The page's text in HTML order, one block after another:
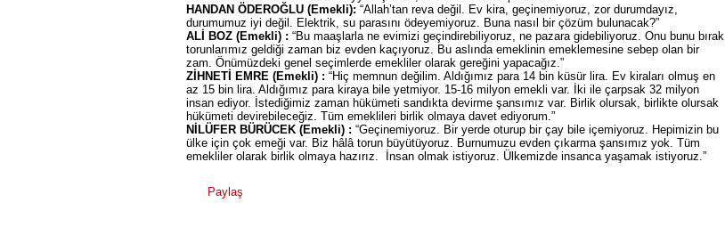
HANDAN ÖDEROĞLU (Emekli): “Allah’tan reva değil. Ev kira, geçinemiyoruz, zor durumdayız,
durumumuz iyi değil. Elektrik, su parasını ödeyemiyoruz. Buna nasıl bir çözüm bulunacak?”
ALİ BOZ (Emekli) : “Bu maaşlarla ne evimizi geçindirebiliyoruz, ne pazara gidebiliyoruz. Onu bunu bırak
torunlarımız geldiği zaman biz evden kaçıyoruz. Bu aslında emeklinin emeklemesine sebep olan bir
zam. Önümüzdeki genel seçimlerde emekliler olarak gereğini yapacağız.”
ZİHNETİ EMRE (Emekli) : “Hiç memnun değilim. Aldığımız para 14 bin küsür lira. Ev kiraları olmuş en
az 15 bin lira. Aldığımız para kiraya bile yetmiyor. 15-16 milyon emekli var. İki ile çarpsak 32 milyon
insan ediyor. İstediğimiz zaman hükümeti sandıkta devirme şansımız var. Birlik olursak, birlikte olursak
hükümeti devirebileceğiz. Tüm emeklileri birlik olmaya davet ediyorum.”
NİLÜFER BÜRÜCEK (Emekli) : “Geçinemiyoruz. Bir yerde oturup bir çay bile içemiyoruz. Hepimizin bu
ülke için çok emeği var. Biz hâlâ torun büyütüyoruz. Burnumuzu evden çıkarma şansımız yok. Tüm
emekliler olarak birlik olmaya hazırız. İnsan olmak istiyoruz. Ülkemizde insanca yaşamak istiyoruz.”
Paylaş